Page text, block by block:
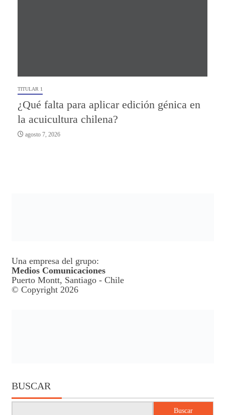
TITULAR 1
¿Qué falta para aplicar edición génica en
la acuicultura chilena?
agosto 7, 2026
Una empresa del grupo:
Medios Comunicaciones
Puerto Montt, Santiago - Chile
© Copyright 2026
BUSCAR
Buscar